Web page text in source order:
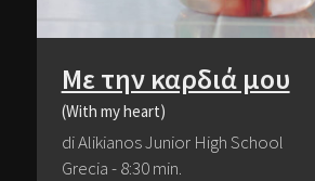
Με την καρδιά μου
(With my heart)
di Alikianos Junior High School
Grecia - 8:30 min.